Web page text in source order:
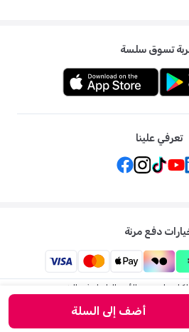
أضف إلى السلة
تسوق سلسة
تعرفي علينا
دفع مرنة
لكل ما يخص الأم والطفل في الشرق
. جميع الحقوق محفوظة